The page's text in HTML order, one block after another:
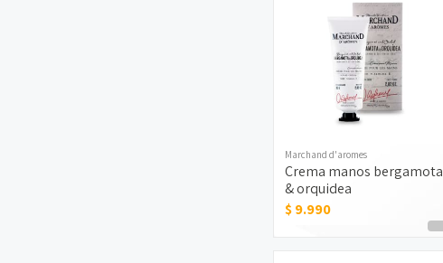
Marchand d'aromes
Crema manos bergamota
& orquidea
$ 9.990